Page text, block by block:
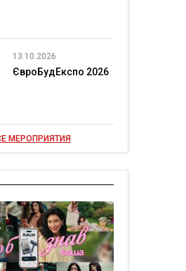
13.10.2026
ЄвроБудЕкспо 2026
МЕРОПРИЯТИЯ